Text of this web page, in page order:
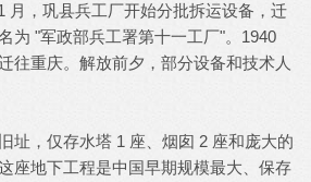
月，巩县兵工厂开始分批拆运设备，迁
为 "军政部兵工署第十一工厂"。1940
往重庆。解放前夕，部分设备和技术人
址，仅存水塔 1 座、烟囱 2 座和庞大的
座地下工程是中国早期规模最大、保存